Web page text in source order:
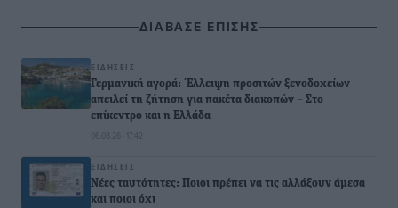
ΔΙΑΒΑΣΕ ΕΠΙΣΗΣ
ΕΙΔΉΣΕΙΣ
Γερμανική αγορά: Έλλειψη προσιτών ξενοδοχείων
απειλεί τη ζήτηση για πακέτα διακοπών – Στο
επίκεντρο και η Ελλάδα
06.08.26 · 17:42
ΕΙΔΉΣΕΙΣ
Νέες ταυτότητες: Ποιοι πρέπει να τις αλλάξουν άμεσα
και ποιοι όχι